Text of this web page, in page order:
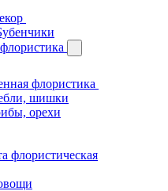
флористика
шишки
орехи
флористическая